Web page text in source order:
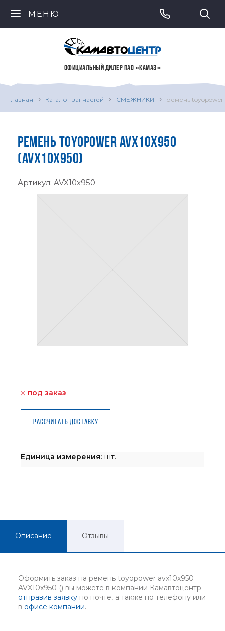
МЕНЮ
ОФИЦИАЛЬНЫЙ ДИЛЕР ПАО «КАМАЗ»
Главная Каталог запчастей СМЕЖНИКИ ремень toyopower
РЕМЕНЬ TOYOPOWER AVX10X950
(AVX10X950)
Артикул: AVX10x950
под заказ
Рассчитать доставку
Единица измерения: шт.
Описание Отзывы
Оформить заказ на ремень toyopower avx10x950
AVX10x950 () вы можете в компании Камавтоцентр
отправив заявку по почте, а также по телефону или
в офисе компании.